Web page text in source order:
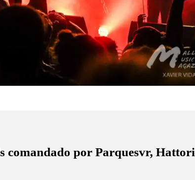
comandado por Parquesvr, Hattori